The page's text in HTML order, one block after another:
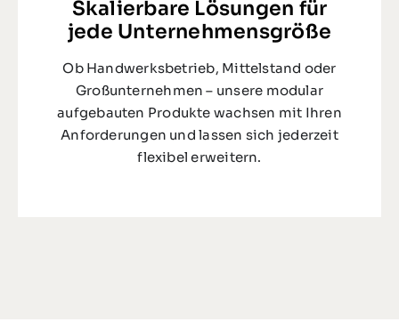
Skalierbare Lösungen für
jede Unternehmensgröße
Ob Handwerksbetrieb, Mittelstand oder
Großunternehmen – unsere modular
aufgebauten Produkte wachsen mit Ihren
Anforderungen und lassen sich jederzeit
flexibel erweitern.